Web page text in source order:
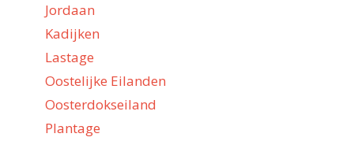
Jordaan
Kadijken
Lastage
Oostelijke Eilanden
Oosterdokseiland
Plantage